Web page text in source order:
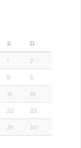
S D
1 2
8 9
15 16
22 23
29 30